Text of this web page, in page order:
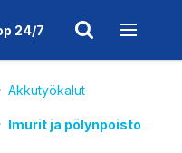
24/7
Akkutyökalut
Imurit ja pölynpoisto